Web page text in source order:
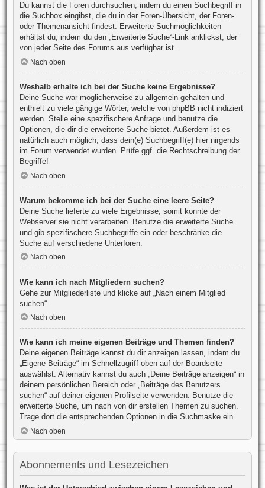
Du kannst die Foren durchsuchen, indem du einen Suchbegriff in
die Suchbox eingibst, die du in der Foren-Übersicht, der Foren-
oder Themenansicht findest. Erweiterte Suchmöglichkeiten
erhältst du, indem du den „Erweiterte Suche“-Link anklickst, der
von jeder Seite des Forums aus verfügbar ist.
Nach oben
Weshalb erhalte ich bei der Suche keine Ergebnisse?
Deine Suche war möglicherweise zu allgemein gehalten und
enthielt zu viele gängige Wörter, welche von phpBB nicht indiziert
werden. Stelle eine spezifischere Anfrage und benutze die
Optionen, die dir die erweiterte Suche bietet. Außerdem ist es
natürlich auch möglich, dass dein(e) Suchbegriff(e) hier nirgends
im Forum verwendet wurden. Prüfe ggf. die Rechtschreibung der
Begriffe!
Nach oben
Warum bekomme ich bei der Suche eine leere Seite?
Deine Suche lieferte zu viele Ergebnisse, somit konnte der
Webserver sie nicht verarbeiten. Benutze die erweiterte Suche
und gib spezifischere Suchbegriffe ein oder beschränke die
Suche auf verschiedene Unterforen.
Nach oben
Wie kann ich nach Mitgliedern suchen?
Gehe zur Mitgliederliste und klicke auf „Nach einem Mitglied
suchen“.
Nach oben
Wie kann ich meine eigenen Beiträge und Themen finden?
Deine eigenen Beiträge kannst du dir anzeigen lassen, indem du
„Eigene Beiträge“ im Schnellzugriff oben auf der Boardseite
auswählst. Alternativ kannst du auch „Deine Beiträge anzeigen“ in
deinem persönlichen Bereich oder „Beiträge des Benutzers
suchen“ auf deiner eigenen Profilseite verwenden. Benutze die
erweiterte Suche, um nach von dir erstellen Themen zu suchen.
Trage dort die entsprechenden Optionen in die Suchmaske ein.
Nach oben
Abonnements und Lesezeichen